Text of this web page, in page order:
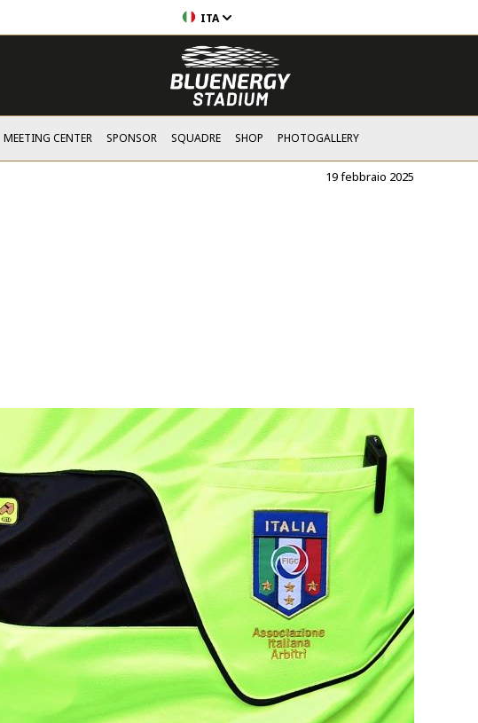
ITA
MEETING CENTER SPONSOR SQUADRE SHOP PHOTOGALLERY
19 febbraio 2025